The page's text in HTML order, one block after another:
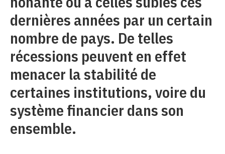
dernières années par un certain
nombre de pays. De telles
récessions peuvent en effet
menacer la stabilité de
certaines institutions, voire du
système financier dans son
ensemble.